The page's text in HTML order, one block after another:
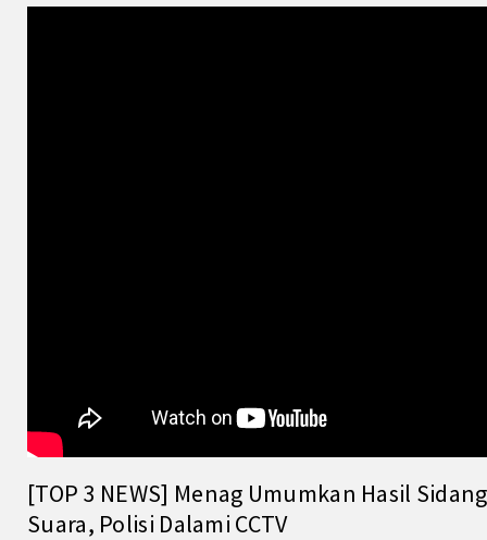
[TOP 3 NEWS] Menag Umumkan Hasil
Suara, Polisi Dalami CCTV